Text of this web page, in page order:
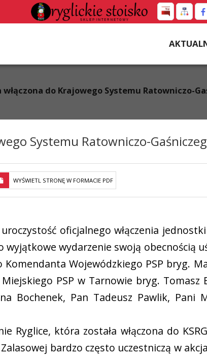
włączona do Krajowego Systemu Ratowniczo-
Systemu Ratowniczo-
WYŚWIETL STRONĘ W FORMACIE PDF
oficjalnego włączenia
wyjątkowe wydarzenie swoją obecnością
Komendanta Wojewódzkiego PSP bryg.
PSP w Tarnowie bryg.
Bochenek, Pan Tadeusz Pawlik,
Ryglice, która została włączona do
bardzo często uczestniczą w